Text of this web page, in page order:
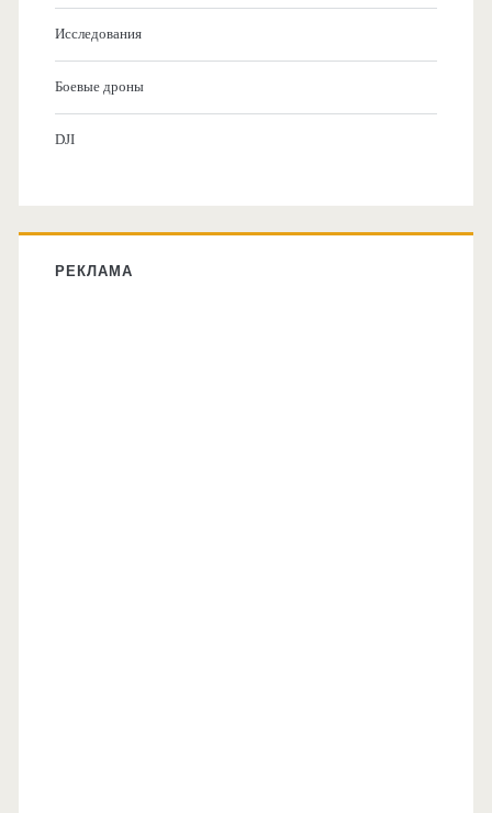
Исследования
Боевые дроны
DJI
РЕКЛАМА